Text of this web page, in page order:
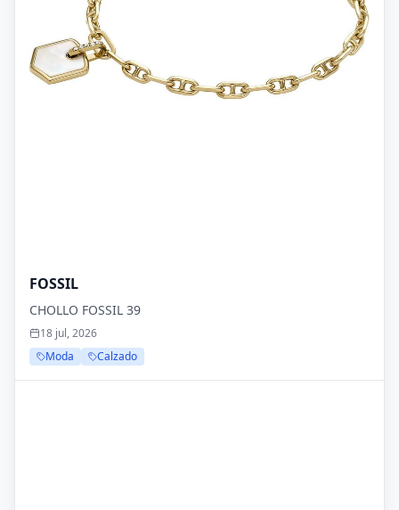
FOSSIL
CHOLLO FOSSIL 39
18 jul, 2026
Moda
Calzado